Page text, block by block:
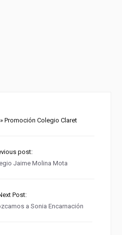
» Promoción Colegio Claret
post:
Jaime Molina Mota
Post:
a Sonia Encarnación